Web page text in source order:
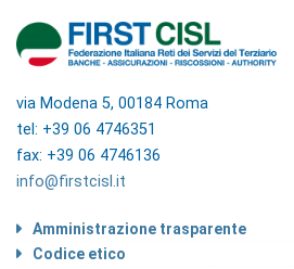
via Modena 5, 00184 Roma
tel: +39 06 4746351
fax: +39 06 4746136
info@firstcisl.it
Amministrazione trasparente
Codice etico